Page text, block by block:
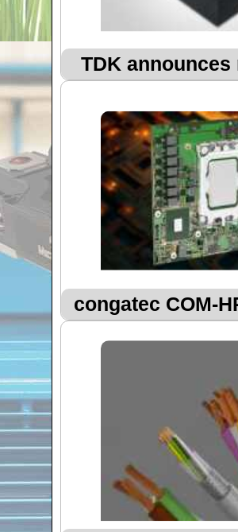
TDK announces
congatec COM-